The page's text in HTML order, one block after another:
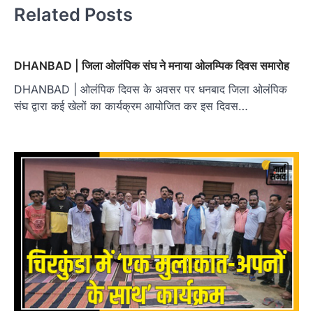
Related Posts
DHANBAD | जिला ओलंपिक संघ ने मनाया ओलम्पिक दिवस समारोह
DHANBAD | ओलंपिक दिवस के अवसर पर धनबाद जिला ओलंपिक
संघ द्वारा कई खेलों का कार्यक्रम आयोजित कर इस दिवस…